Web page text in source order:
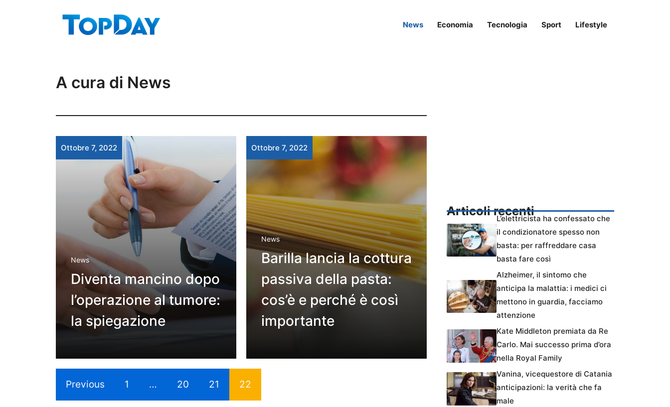
News Economia Tecnologia Sport Lifestyle
A cura di News
Ottobre 7, 2022
News
Diventa mancino dopo
l’operazione al tumore:
la spiegazione
Ottobre 7, 2022
News
Barilla lancia la cottura
passiva della pasta:
cos’è e perché è così
importante
Previous 1 … 20 21 22
Articoli recenti
L’elettricista ha confessato che
il condizionatore spesso non
basta: per raffreddare casa
basta fare così
Alzheimer, il sintomo che
anticipa la malattia: i medici ci
mettono in guardia, facciamo
attenzione
Kate Middleton premiata da Re
Carlo. Mai successo prima d’ora
nella Royal Family
Vanina, vicequestore di Catania
anticipazioni: la verità che fa
male